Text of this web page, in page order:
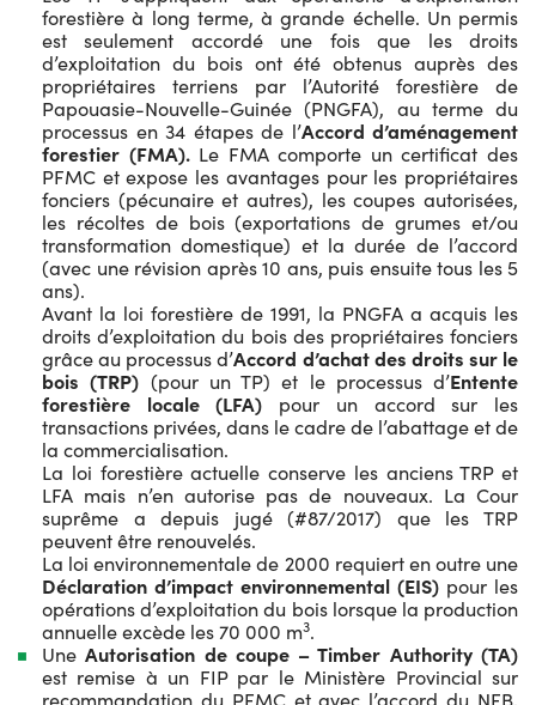
forestière à long terme, à grande échelle. Un permis
est seulement accordé une fois que les droits
d’exploitation du bois ont été obtenus auprès des
propriétaires terriens par l’Autorité forestière de
Papouasie-Nouvelle-Guinée (PNGFA), au terme du
processus en 34 étapes de l’Accord d’aménagement
forestier (FMA). Le FMA comporte un certificat des
PFMC et expose les avantages pour les propriétaires
fonciers (pécunaire et autres), les coupes autorisées,
les récoltes de bois (exportations de grumes et/ou
transformation domestique) et la durée de l’accord
(avec une révision après 10 ans, puis ensuite tous les 5
ans).
Avant la loi forestière de 1991, la PNGFA a acquis les
droits d’exploitation du bois des propriétaires fonciers
grâce au processus d’Accord d’achat des droits sur le
bois (TRP) (pour un TP) et le processus d’Entente
forestière locale (LFA) pour un accord sur les
transactions privées, dans le cadre de l’abattage et de
la commercialisation.
La loi forestière actuelle conserve les anciens TRP et
LFA mais n’en autorise pas de nouveaux. La Cour
suprême a depuis jugé (#87/2017) que les TRP
peuvent être renouvelés.
La loi environnementale de 2000 requiert en outre une
Déclaration d’impact environnemental (EIS) pour les
opérations d’exploitation du bois lorsque la production
annuelle excède les 70 000 m3.
UneAutorisation de coupe – Timber Authority (TA)
est remise à un FIP par le Ministère Provincial sur
recommandation du PFMC et avec l’accord du NFB.